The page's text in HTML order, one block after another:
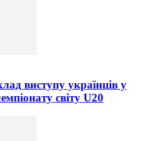
виступу українців у
світу U20